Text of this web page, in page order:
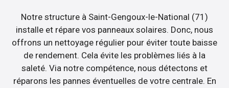
Notre structure à Saint-Gengoux-le-National (71)
installe et répare vos panneaux solaires. Donc, nous
offrons un nettoyage régulier pour éviter toute baisse
de rendement. Cela évite les problèmes liés à la
saleté. Via notre compétence, nous détectons et
réparons les pannes éventuelles de votre centrale. En